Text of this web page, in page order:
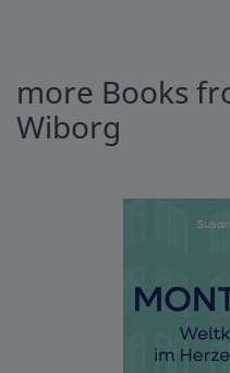
more Books
Wiborg